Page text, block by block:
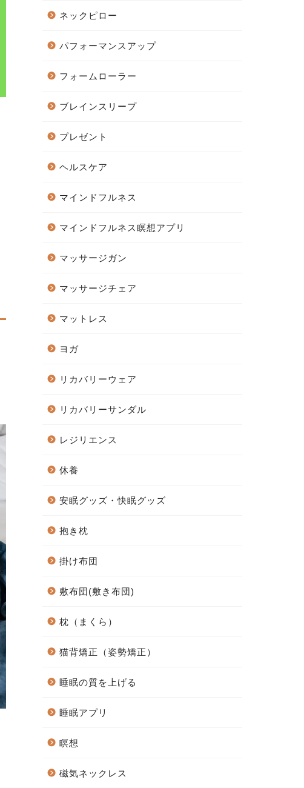
ネックピロー
パフォーマンスアップ
フォームローラー
ブレインスリープ
プレゼント
ヘルスケア
マインドフルネス
マインドフルネス瞑想アプリ
マッサージガン
マッサージチェア
マットレス
ヨガ
リカバリーウェア
リカバリーサンダル
レジリエンス
休養
安眠グッズ・快眠グッズ
抱き枕
掛け布団
敷布団(敷き布団)
枕（まくら）
猫背矯正（姿勢矯正）
睡眠の質を上げる
睡眠アプリ
瞑想
磁気ネックレス